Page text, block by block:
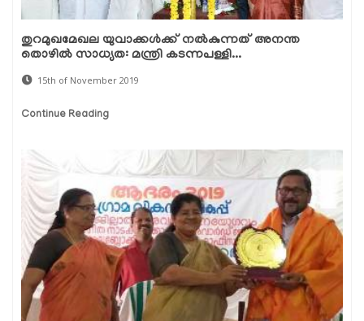
തുറമുഖമേഖല യുവാക്കള്‍ക്ക് നല്‍കുന്നത് അനന്ത
തൊഴില്‍ സാധ്യത: മന്ത്രി കടന്നപള്ളി...
15th of November 2019
Continue Reading